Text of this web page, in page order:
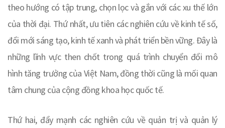
theo hướng có tập trung, chọn lọc và gắn với các xu thế lớn
của thời đại. Thứ nhất, ưu tiên các nghiên cứu về kinh tế số,
đổi mới sáng tạo, kinh tế xanh và phát triển bền vững. Đây là
những lĩnh vực then chốt trong quá trình chuyển đổi mô
hình tăng trưởng của Việt Nam, đồng thời cũng là mối quan
tâm chung của cộng đồng khoa học quốc tế.
Thứ hai, đẩy mạnh các nghiên cứu về quản trị và quản lý